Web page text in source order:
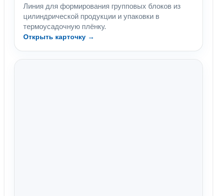
Линия для формирования групповых блоков из
цилиндрической продукции и упаковки в
термоусадочную плёнку.
Открыть карточку →